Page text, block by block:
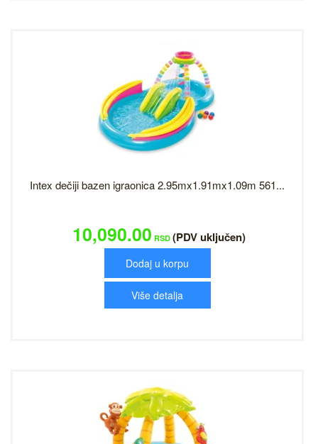
Intex dečiji bazen igraonica 2.95mx1.91mx1.09m 561...
10,090.00 RSD (PDV uključen)
Dodaj u korpu
Više detalja